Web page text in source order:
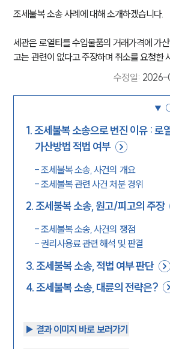
조세불복 소송 사례에 대해 소개하겠습니다.
세관은 로열티를 수입물품의 거래가격에 가
고는 관련이 없다고 주장하며 취소를 요청한
수정일:
1.조세불복 소송으로 번진 이유 : 로
가산방법 적법 여부
-조세불복 소송, 사건의 개요
-조세불복 관련 사건 처분 경위
2.조세불복 소송, 원고/피고의 주장
-조세불복 소송, 사건의 쟁점
-권리사용료 관련 해석 및 판결
3.조세불복 소송, 적법 여부 판단
4.조세불복 소송, 대륜의 전략은?
▶︎ 결과 이미지 바로 보러가기